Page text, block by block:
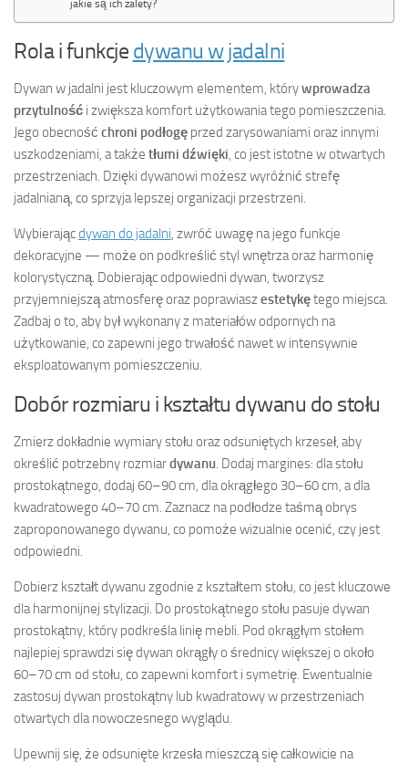
jakie są ich zalety?
Rola i funkcje dywanu w jadalni
Dywan w jadalni jest kluczowym elementem, którywprowadza
przytulność i zwiększa komfort użytkowania tego pomieszczenia.
Jego obecność chroni podłogę przed zarysowaniami oraz innymi
uszkodzeniami, a także tłumi dźwięki , co jest istotne w otwartych
przestrzeniach. Dzięki dywanowi możesz wyróżnić strefę
jadalnianą, co sprzyja lepszej organizacji przestrzeni.
Wybierającdywan do jadalni , zwróć uwagę na jego funkcje
dekoracyjne — może on podkreślić styl wnętrza oraz harmonię
kolorystyczną. Dobierając odpowiedni dywan, tworzysz
przyjemniejszą atmosferę oraz poprawiaszestetykętego miejsca.
Zadbaj o to, aby był wykonany z materiałów odpornych na
użytkowanie, co zapewni jego trwałość nawet w intensywnie
eksploatowanym pomieszczeniu.
Dobór rozmiaru i kształtu dywanu do stołu
Zmierz dokładnie wymiary stołu oraz odsuniętych krzeseł, aby
określić potrzebny rozmiardywanu . Dodaj margines: dla stołu
prostokątnego, dodaj 60–90 cm, dla okrągłego 30–60 cm, a dla
kwadratowego 40–70 cm. Zaznacz na podłodze taśmą obrys
zaproponowanego dywanu, co pomoże wizualnie ocenić, czy jest
odpowiedni.
Dobierz kształt dywanu zgodnie z kształtem stołu, co jest kluczowe
dla harmonijnej stylizacji. Do prostokątnego stołu pasuje dywan
prostokątny, który podkreśla linię mebli. Pod okrągłym stołem
najlepiej sprawdzi się dywan okrągły o średnicy większej o około
60–70 cm od stołu, co zapewni komfort i symetrię. Ewentualnie
zastosuj dywan prostokątny lub kwadratowy w przestrzeniach
otwartych dla nowoczesnego wyglądu.
Upewnij się, że odsunięte krzesła mieszczą się całkowicie na